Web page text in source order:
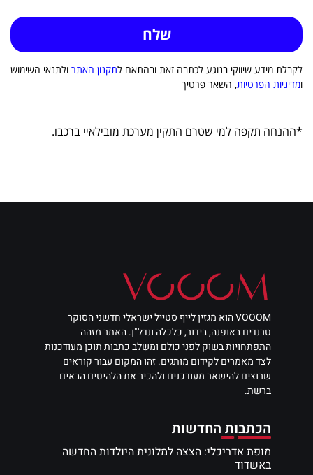
לקבלת מידע שיווקי בנוגע לכתבה זאת ובהתאם לתקנון האתר ולתנאי השימוש
ומדיניות הפרטיות, השאר פרטיך
*ההנחה תקפה למי שטרם התקין מערכת מובילאיי ברכבו.
VOOOM הוא מגזין לייף סטייל ישראלי חדשני הסוקר
טרנדים באופנה, בידור, כלכלה ונדל"ן. האתר מזהה
התפתחויות בשוק לפני כולם ומשלב כתבות תוכן מעודכנות
לצד מאמרים לקידום מותגים. זהו המקום עבור קוראים
שרוצים להישאר מעודכנים ולהכיר את הלהיטים הבאים
ברשת.
הכתבות החדשות
מופת אדריכלי: הצצה למלונית היולדות החדשה
באשדוד